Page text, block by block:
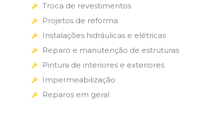
Troca de revestimentos
Projetos de reforma
Instalações hidráulicas e elétricas
Reparo e manutenção de estruturas
Pintura de interiores e exteriores
Impermeabilização
Reparos em geral